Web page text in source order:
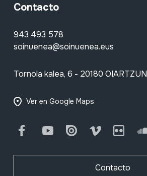
Contacto
943 493 578
soinuenea@soinuenea.eus
Tornola kalea, 6 - 20180 OIARTZUN
Ver en Google Maps
FacebookYoutube Issuu Vimeo Flickr
Contacto